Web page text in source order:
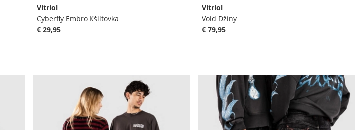
Vitriol
Cyberfly Embro Kšiltovka
€ 29,95
Vitriol
Void Džíny
€ 79,95